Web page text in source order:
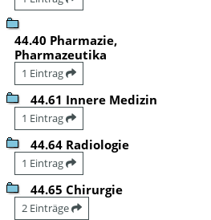
44.40 Pharmazie,
Pharmazeutika
1 Eintrag
44.61 Innere Medizin
1 Eintrag
44.64 Radiologie
1 Eintrag
44.65 Chirurgie
2 Einträge